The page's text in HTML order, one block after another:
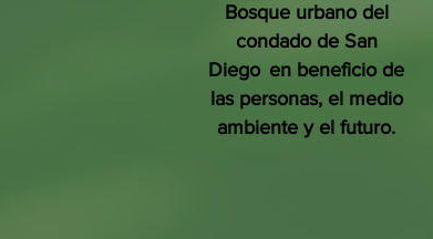
Bosque urbano del
condado de San
Diego en beneficio de
las personas, el medio
ambiente y el futuro.